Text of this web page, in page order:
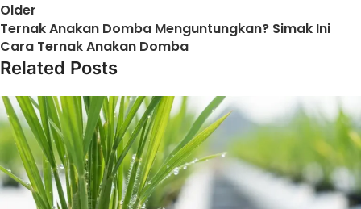
Older
Ternak Anakan Domba Menguntungkan? Simak Ini
Cara Ternak Anakan Domba
Related Posts